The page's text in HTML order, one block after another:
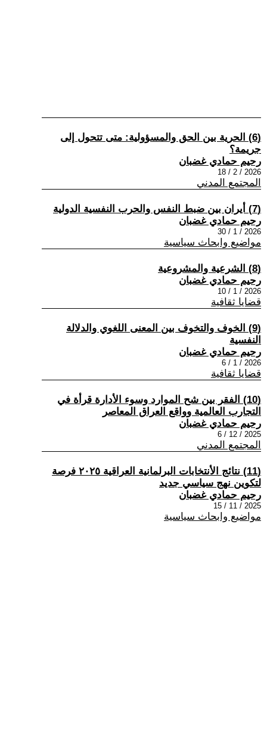
(6) الحرية بين الحق والمسؤولية: متى تتحول إلى
جريمة؟
رحيم حمادي غضبان
2026 / 2 / 18
المجتمع المدني
(7) أيران بين ضبط النفس والحرب النفسية الدولية
رحيم حمادي غضبان
2026 / 1 / 30
مواضيع وابحاث سياسية
(8) الشرعية والمشروعية
رحيم حمادي غضبان
2026 / 1 / 10
قضايا ثقافية
(9) الخوف والتخوف بين المعنى اللغوي والدلالة
النفسية
رحيم حمادي غضبان
2026 / 1 / 6
قضايا ثقافية
(10) الفقر بين شح الموارد وسوء الأدارة قرأة في
التجارب العالمية وواقع العراق المعاصر
رحيم حمادي غضبان
2025 / 12 / 6
المجتمع المدني
(11) نتائج الأنتخابات البرلمانية العراقية ٢٠٢٥ فرصة
لتكوين نهج سياسي جديد
رحيم حمادي غضبان
2025 / 11 / 15
مواضيع وابحاث سياسية